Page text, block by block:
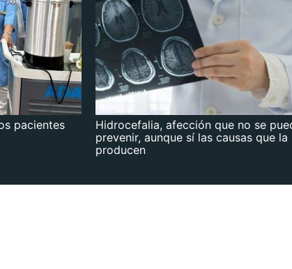
pacientes
Hidrocefalia, afección que no se
prevenir, aunque sí las causas que la
producen